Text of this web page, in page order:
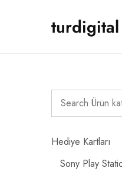
turdigital
TURDIGITAL
Dijital
&
&
Üyelik
Paketleri
Hediye Kartları
Sony Play